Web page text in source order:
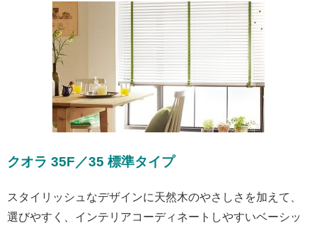
クオラ 35F／35 標準タイプ
スタイリッシュなデザインに天然木のやさしさを加えて、
選びやすく、インテリアコーディネートしやすいベーシッ